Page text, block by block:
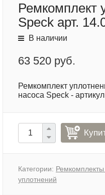
Ремкомплект
Speck арт.
В наличии
63 520 руб.
Ремкомплект
насоса Speck -
Категории:
уплотнений